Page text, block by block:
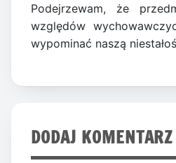
Podejrzewam, że
względów
wypominać naszą
DODAJ KOMENTARZ